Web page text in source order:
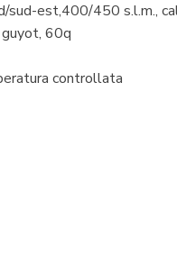
sud-est,400/450 s.l.m.,
60q
controllata